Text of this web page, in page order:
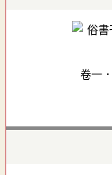
卷一